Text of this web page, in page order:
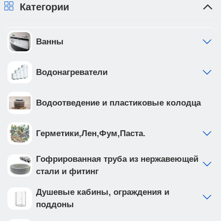
Категории
Ванны
Водонагреватели
Водоотведение и пластиковые колодца
Герметики,Лен,Фум,Паста.
Гофрированная труба из нержавеющей
стали и фитинг
Душевые кабины, ограждения и
поддоны